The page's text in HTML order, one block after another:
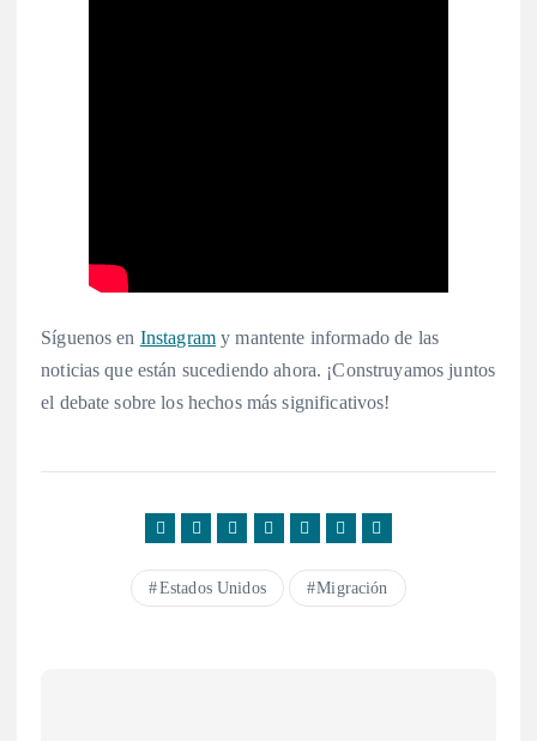
Síguenos en Instagram y mantente informado de las
noticias que están sucediendo ahora. ¡Construyamos juntos
el debate sobre los hechos más significativos!
Estados Unidos Migración